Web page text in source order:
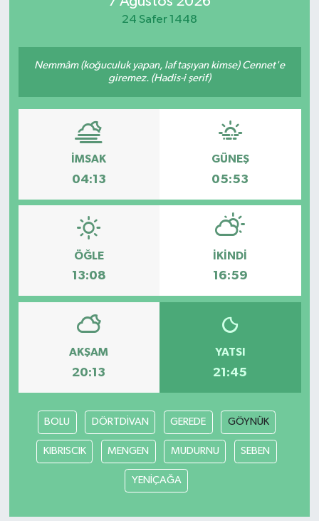
24 Safer 1448
Nemmâm (koğuculuk yapan, laf taşıyan kimse) Cennet'e
giremez. (Hadis-i şerif)
İMSAK
04:13
GÜNEŞ
05:53
ÖĞLE
13:08
İKINDI
16:59
AKŞAM
20:13
YATSI
21:45
BOLU DÖRTDİVAN GEREDE GÖYNÜK
KIBRISCIK MENGEN MUDURNU SEBEN
YENİÇAĞA
Özel
Resmi İlanlar
Spor
Yerel Yönetimler
Yurttan